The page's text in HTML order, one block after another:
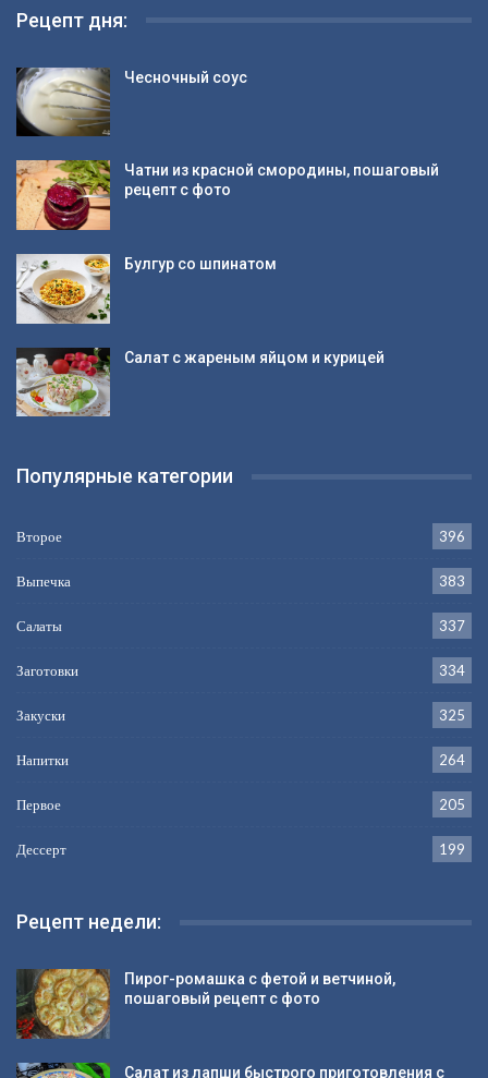
Рецепт дня:
Чесночный соус
Чатни из красной смородины, пошаговый
рецепт с фото
Булгур со шпинатом
Салат с жареным яйцом и курицей
Популярные категории
Второе 396
Выпечка 383
Салаты 337
Заготовки 334
Закуски 325
Напитки 264
Первое 205
Дессерт 199
Рецепт недели:
Пирог-ромашка с фетой и ветчиной,
пошаговый рецепт с фото
Салат из лапши быстрого приготовления с